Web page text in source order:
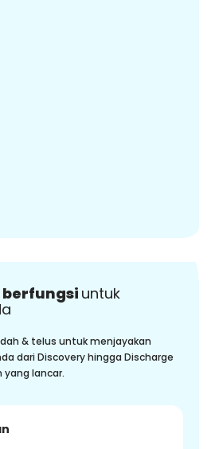
untuk
& telus untuk menjayakan
dari Discovery hingga Discharge
lancar.